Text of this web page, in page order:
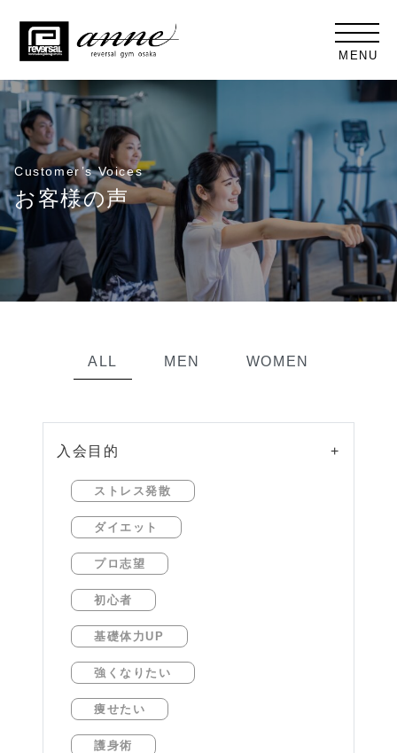
MENU
ALL MEN WOMEN
入会目的 +
ストレス発散
ダイエット
プロ志望
初心者
基礎体力UP
強くなりたい
痩せたい
護身術
Customer’s Voices
お客様の声